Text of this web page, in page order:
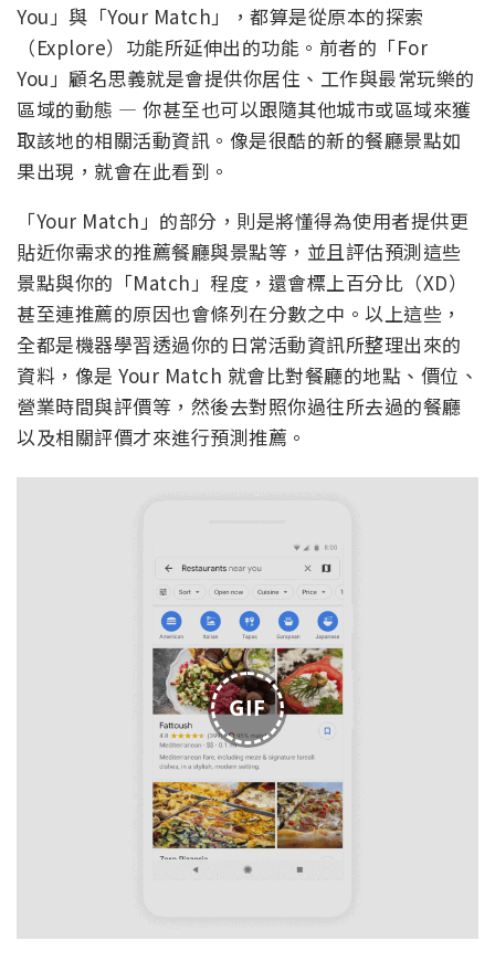
You」與「Your Match」，都算是從原本的探索
（Explore）功能所延伸出的功能。前者的「For
You」顧名思義就是會提供你居住、工作與最常玩樂的
區域的動態 — 你甚至也可以跟隨其他城市或區域來獲
取該地的相關活動資訊。像是很酷的新的餐廳景點如
果出現，就會在此看到。
「Your Match」的部分，則是將懂得為使用者提供更
貼近你需求的推薦餐廳與景點等，並且評估預測這些
景點與你的「Match」程度，還會標上百分比（XD）
甚至連推薦的原因也會條列在分數之中。以上這些，
全都是機器學習透過你的日常活動資訊所整理出來的
資料，像是 Your Match 就會比對餐廳的地點、價位、
營業時間與評價等，然後去對照你過往所去過的餐廳
以及相關評價才來進行預測推薦。
GIF